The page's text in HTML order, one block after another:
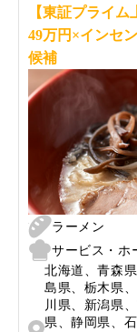
【東証プライ
49万円×インセ
候補
ラーメン
サービス・ホ
北海道、青森
島県、栃木県
川県、新潟県
県、静岡県、